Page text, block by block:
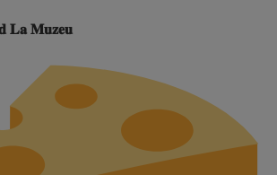
𝐋𝐚 𝐌𝐮𝐳𝐞𝐮